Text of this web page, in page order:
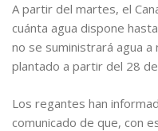
A partir del martes, el
cuánta agua dispone
no se suministrará agua
plantado a partir del 28
Los regantes han
comunicado de que, con